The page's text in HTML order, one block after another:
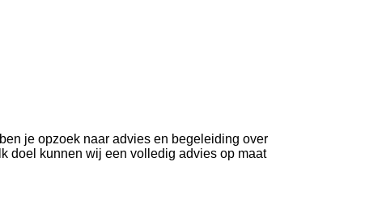
je opzoek naar advies en begeleiding over
doel kunnen wij een volledig advies op maat